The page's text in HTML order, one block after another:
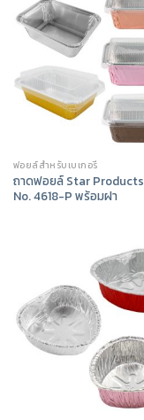
ฟอยล์สำหรับเบเกอรี่
ถาดฟอยล์ Star Products
No. 4618-P พร้อมฝา